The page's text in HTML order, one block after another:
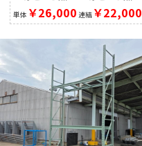
単体 ￥26,000 連結￥22,000